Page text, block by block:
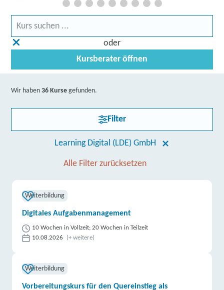
oder
Kursberater öffnen
Wir haben36 Kurse gefunden.
Filter
Learning Digital (LDE) GmbH
Alle Filter zurücksetzen
Weiterbildung
Digitales Aufgabenmanagement
10 Wochen in Vollzeit; 20 Wochen in Teilzeit
10.08.2026
(+ weitere)
Weiterbildung
Vorbereitungskurs für den Quereinstieg als